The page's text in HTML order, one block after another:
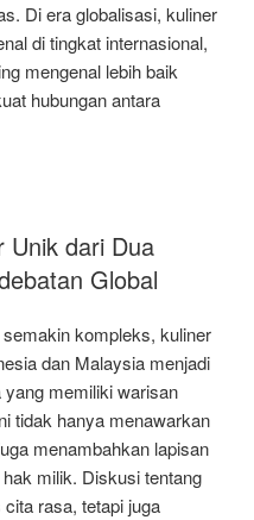
Di era globalisasi, kuliner
di tingkat internasional,
mengenal lebih baik
hubungan antara
Unik dari Dua
Global
kompleks, kuliner
dan Malaysia menjadi
memiliki warisan
tidak hanya menawarkan
menambahkan lapisan
milik. Diskusi tentang
rasa, tetapi juga